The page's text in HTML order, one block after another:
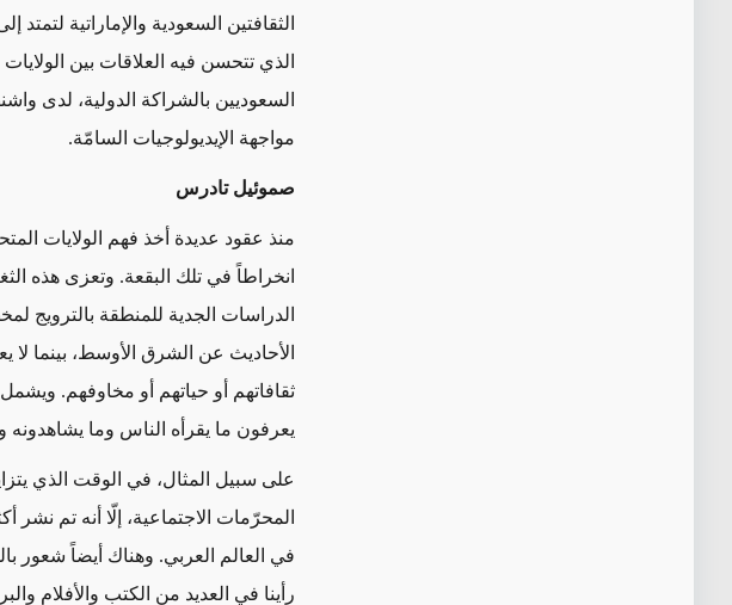
الثقافتين السعودية والإماراتية
الذي تتحسن فيه العلاقات بين
السعوديين بالشراكة الدولية، لدى
مواجهة الإيديولوجيات السامّة.
صموئيل تادرس
منذ عقود عديدة أخذ فهم الولايات
انخراطاً في تلك البقعة. وتعزى هذه
الدراسات الجدية للمنطقة بالترويج
الأحاديث عن الشرق الأوسط، بينما لا
ثقافاتهم أو حياتهم أو مخاوفهم.
يعرفون ما يقرأه الناس وما يشاهدونه
على سبيل المثال، في الوقت الذي
المحرّمات الاجتماعية، إلّا أنه تم
في العالم العربي. وهناك أيضاً شعور
رأينا في العديد من الكتب والأفلام